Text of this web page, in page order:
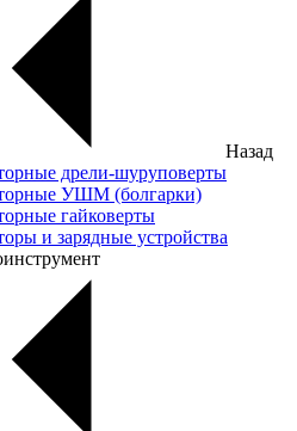
Назад
дрели-шуруповерты
УШМ (болгарки)
гайковерты
и зарядные устройства